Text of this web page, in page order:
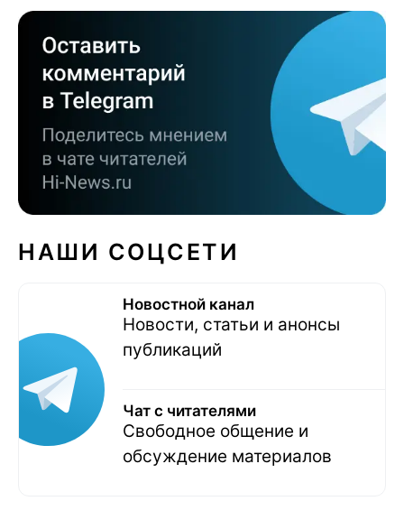
НАШИ СОЦСЕТИ
Новостной канал
Новости, статьи и анонсы
публикаций
Чат с читателями
Свободное общение и
обсуждение материалов